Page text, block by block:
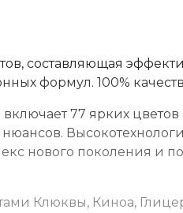
составляющая
формул. 100%
77 ярких цветов
нового поколения и
Клюквы, Киноа,